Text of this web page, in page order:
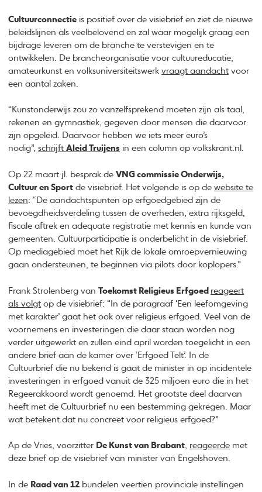
Cultuurconnectie is positief over de visiebrief en ziet de nieuwe
beleidslijnen als veelbelovend en zal waar mogelijk graag een
bijdrage leveren om de branche te verstevigen en te
ontwikkelen. De brancheorganisatie voor cultuureducatie,
amateurkunst en volksuniversiteitswerkvraagt aandacht voor
een aantal zaken.
“Kunstonderwijs zou zo vanzelfsprekend moeten zijn als taal,
rekenen en gymnastiek, gegeven door mensen die daarvoor
zijn opgeleid. Daarvoor hebben we iets meer euro’s
nodig”,schrijftAleid Truijens in een column op volkskrant.nl.
Op 22 maart jl. besprak deVNG commissie Onderwijs,
Cultuur en Sport de visiebrief. Het volgende is op dewebsite te
lezen: “De aandachtspunten op erfgoedgebied zijn de
bevoegdheidsverdeling tussen de overheden, extra rijksgeld,
fiscale aftrek en adequate registratie met kennis en kunde van
gemeenten. Cultuurparticipatie is onderbelicht in de visiebrief.
Op mediagebied moet het Rijk de lokale omroepvernieuwing
gaan ondersteunen, te beginnen via pilots door koplopers.”
Frank Strolenberg vanToekomst Religieus Erfgoed reageert
als volgt op de visiebrief: “In de paragraaf ‘Een leefomgeving
met karakter’ gaat het ook over religieus erfgoed. Veel van de
voornemens en investeringen die daar staan worden nog
verder uitgewerkt en zullen eind april worden toegelicht in een
andere brief aan de kamer over ‘Erfgoed Telt’. In de
Cultuurbrief die nu bekend is gaat de minister in op incidentele
investeringen in erfgoed vanuit de 325 miljoen euro die in het
Regeerakkoord wordt genoemd. Het grootste deel daarvan
heeft met de Cultuurbrief nu een bestemming gekregen. Maar
wat betekent dat nu concreet voor religieus erfgoed?”
Ap de Vries, voorzitter De Kunst van Brabant, reageerde met
deze brief op de visiebrief van minister van Engelshoven.
In de Raad van 12 bundelen veertien provinciale instellingen